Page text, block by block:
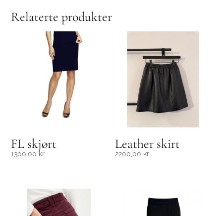
Relaterte produkter
FL skjørt
1300,00kr
Leather skirt
2200,00 kr